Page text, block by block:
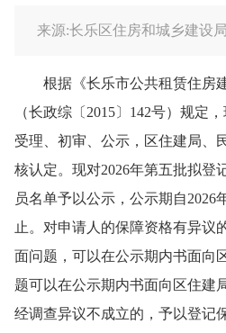
来源:长乐区住房和城乡建设局
根据《长乐市公共租赁住房建
（长政综〔2015〕142号）规定
受理、初审、公示，区住建局、
核认定。现对2026年第五批拟登
员名单予以公示，公示期自2026
止。对申请人的保障资格有异议
面问题，可以在公示期内书面向
题可以在公示期内书面向区住建
经调查异议不成立的，予以登记